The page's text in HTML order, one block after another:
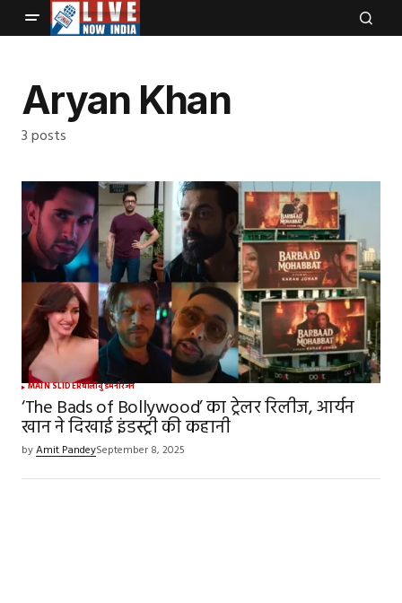
Aryan Khan
3 posts
MAIN SLIDERबॉलीवुडमनोरंजन
‘The Bads of Bollywood’ का ट्रेलर रिलीज, आर्यन
खान ने दिखाई इंडस्ट्री की कहानी
byAmit PandeySeptember 8, 2025